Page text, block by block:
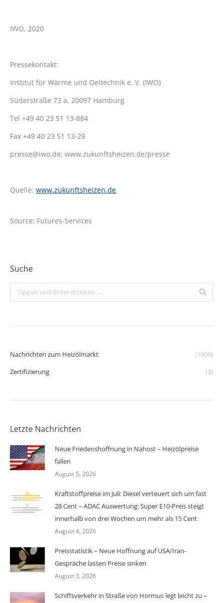
IWO, 2020
Pressekontakt:
Institut für Wärme und Oeltechnik e. V. (IWO)
Süderstraße 73 a, 20097 Hamburg
Tel +49 40 23 51 13-884
Fax +49 40 23 51 13-29
presse@iwo.de; www.zukunftsheizen.de/presse
Quelle: www.zukunftsheizen.de
Source: Futures-Services
Suche
Search:
Nachrichten zum Heizölmarkt
(1998)
Zertifizierung
(3)
Letzte Nachrichten
Neue Friedenshoffnung in Nahost – Heizölpreise
fallen
August 5, 2026
Kraftstoffpreise im Juli: Diesel verteuert sich um fast
28 Cent – ADAC Auswertung: Super E10-Preis steigt
innerhalb von drei Wochen um mehr als 15 Cent
August 4, 2026
Preisstatistik – Neue Hoffnung auf USA/Iran-
Gespräche lassen Preise sinken
August 3, 2026
Schiffsverkehr in Straße von Hormus legt leicht zu –